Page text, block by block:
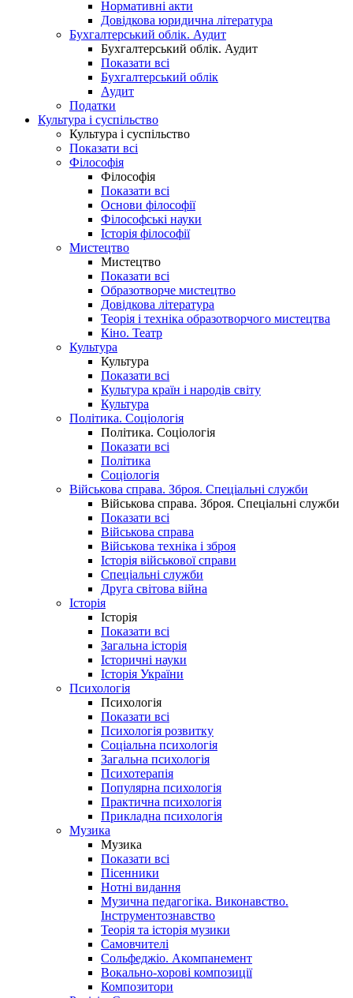
Нормативні акти
Довідкова юридична література
Бухгалтерський облік. Аудит
Бухгалтерський облік. Аудит
Показати всі
Бухгалтерський облік
Аудит
Податки
Культура і суспільство
Культура і суспільство
Показати всі
Філософія
Філософія
Показати всі
Основи філософії
Філософські науки
Історія філософії
Мистецтво
Мистецтво
Показати всі
Образотворче мистецтво
Довідкова література
Теорія і техніка образотворчого мистецтва
Кіно. Театр
Культура
Культура
Показати всі
Культура країн і народів світу
Культура
Політика. Соціологія
Політика. Соціологія
Показати всі
Політика
Соціологія
Військова справа. Зброя. Спеціальні служби
Військова справа. Зброя. Спеціальні служби
Показати всі
Військова справа
Військова техніка і зброя
Історія військової справи
Спеціальні служби
Друга світова війна
Історія
Історія
Показати всі
Загальна історія
Історичні науки
Історія України
Психологія
Психологія
Показати всі
Психологія розвитку
Соціальна психологія
Загальна психологія
Психотерапія
Популярна психологія
Практична психологія
Прикладна психологія
Музика
Музика
Показати всі
Пісенники
Нотні видання
Музична педагогіка. Виконавство.
Інструментознавство
Теорія та історія музики
Самовчителі
Сольфеджіо. Акомпанемент
Вокально-хорові композиції
Композитори